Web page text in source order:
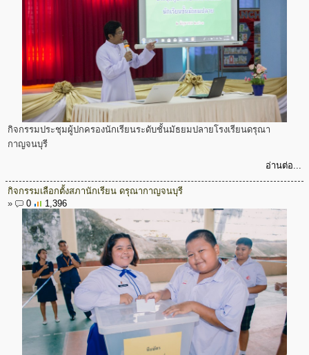
กิจกรรมประชุมผู้ปกครองนักเรียนระดับชั้นมัธยมปลายโรงเรียนดรุณา
กาญจนบุรี
อ่านต่อ...
กิจกรรมเลือกตั้งสภานักเรียน ดรุณากาญจนบุรี
»
0 1,396